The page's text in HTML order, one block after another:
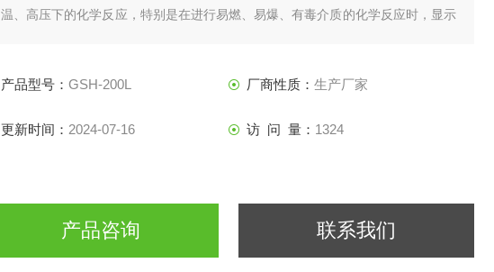
温、高压下的化学反应，特别是在进行易燃、易爆、有毒介质的化学反应时，显示
产品型号： GSH-200L 厂商性质： 生产厂家
更新时间： 2024-07-16 访 问 量： 1324
产品咨询 联系我们